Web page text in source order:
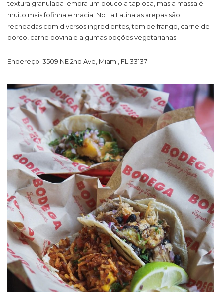
textura granulada lembra um pouco a tapioca, mas a massa é
muito mais fofinha e macia. No La Latina as arepas são
recheadas com diversos ingredientes, tem de frango, carne de
porco, carne bovina e algumas opções vegetarianas.
Endereço: 3509 NE 2nd Ave, Miami, FL 33137